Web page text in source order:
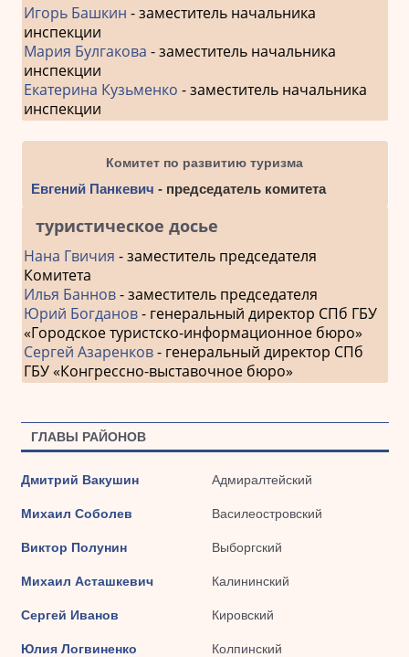
Игорь Башкин - заместитель начальника
инспекции
Мария Булгакова - заместитель начальника
инспекции
Екатерина Кузьменко - заместитель начальника
инспекции
Комитет по развитию туризма
Евгений Панкевич - председатель комитета
туристическое досье
Нана Гвичия - заместитель председателя
Комитета
Илья Баннов- заместитель председателя
Юрий Богданов- генеральный директор СПб ГБУ
«Городское туристско-информационное бюро»
Сергей Азаренков- генеральный директор СПб
ГБУ «Конгрессно-выставочное бюро»
ГЛАВЫ РАЙОНОВ
Дмитрий Вакушин Адмиралтейский
Михаил Соболев Василеостровский
Виктор Полунин Выборгский
Михаил Асташкевич Калининский
Сергей Иванов Кировский
Юлия Логвиненко Колпинский